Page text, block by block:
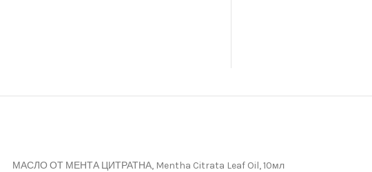
МАСЛО ОТ МЕНТА ЦИТРАТНА, Mentha Citrata Leaf Oil, 10мл